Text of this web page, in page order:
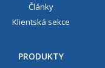
Články
Klientská sekce
PRODUKTY